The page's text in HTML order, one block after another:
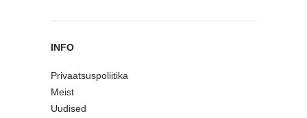
INFO
Privaatsuspoliitika
Meist
Uudised